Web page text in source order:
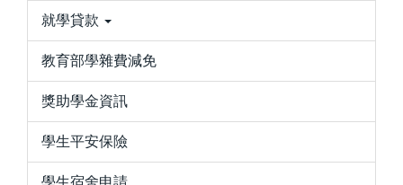
就學貸款
教育部學雜費減免
獎助學金資訊
學生平安保險